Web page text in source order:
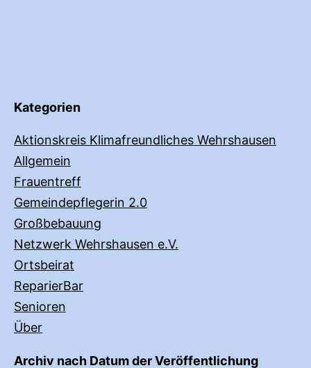
Kategorien
Aktionskreis Klimafreundliches Wehrshausen
Allgemein
Frauentreff
Gemeindepflegerin 2.0
Großbebauung
Netzwerk Wehrshausen e.V.
Ortsbeirat
ReparierBar
Senioren
Über
Archiv nach Datum der Veröffentlichung